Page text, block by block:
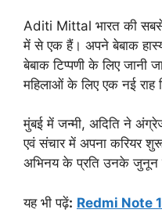
Aditi Mittal भारत की
में से एक हैं। अपने बेबाक हास्य,
बेबाक टिप्पणी के लिए जानी
महिलाओं के लिए एक नई राह
मुंबई में जन्मी, अदिति ने
एवं संचार में अपना करियर
अभिनय के प्रति उनके जुनून
यह भी पढ़ें: Redmi Note